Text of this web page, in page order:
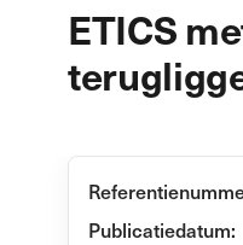
ETICS
Publicatiedatum: